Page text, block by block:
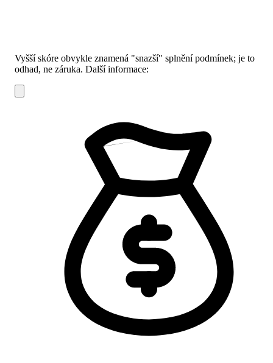
Vyšší skóre obvykle znamená "snazší" splnění podmínek; je to
odhad, ne záruka. Další informace: